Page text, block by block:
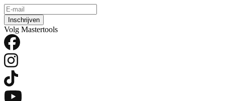
Inschrijven
Volg Mastertools